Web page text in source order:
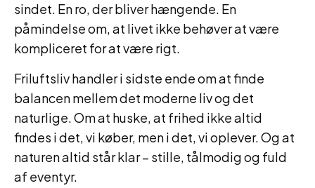
sindet. En ro, der bliver hængende. En
påmindelse om, at livet ikke behøver at være
kompliceret for at være rigt.
Friluftsliv handler i sidste ende om at finde
balancen mellem det moderne liv og det
naturlige. Om at huske, at frihed ikke altid
findes i det, vi køber, men i det, vi oplever. Og at
naturen altid står klar – stille, tålmodig og fuld
af eventyr.